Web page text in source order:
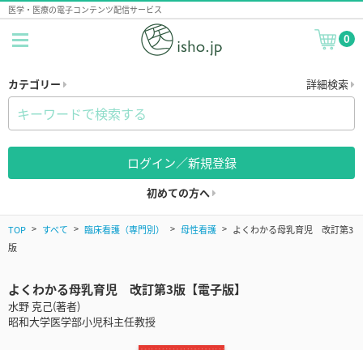
医学・医療の電子コンテンツ配信サービス
0
カテゴリー 詳細検索
ログイン／新規登録
初めての方へ
TOP すべて 臨床看護（専門別） 母性看護
よくわかる母乳育児 改訂第3
版
よくわかる母乳育児 改訂第3版【電子版】
水野 克己(著者)
昭和大学医学部小児科主任教授